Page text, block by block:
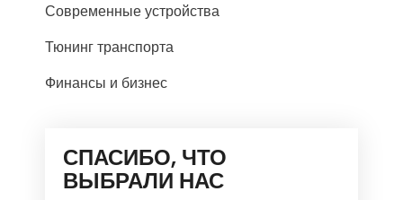
Современные устройства
Тюнинг транспорта
Финансы и бизнес
СПАСИБО, ЧТО
ВЫБРАЛИ НАС